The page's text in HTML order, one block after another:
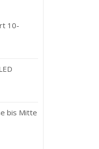
10-
bis Mitte